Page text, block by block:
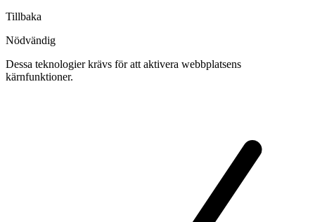
Tillbaka
Nödvändig
Dessa teknologier krävs för att aktivera webbplatsens
kärnfunktioner.